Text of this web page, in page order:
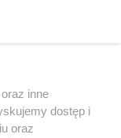
opuści Polskę
inne
dostęp i
oraz